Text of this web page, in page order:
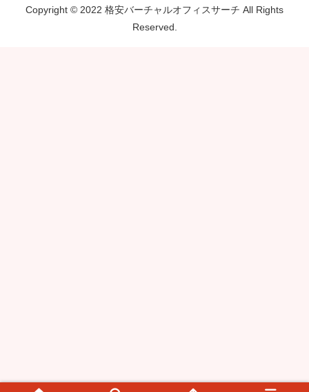
Copyright © 2022 格安バーチャルオフィスサーチ All Rights
Reserved.